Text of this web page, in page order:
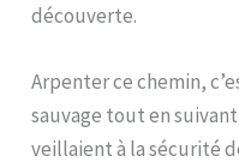
découverte.
Arpenter ce chemin,
sauvage tout en
veillaient à la sécurité